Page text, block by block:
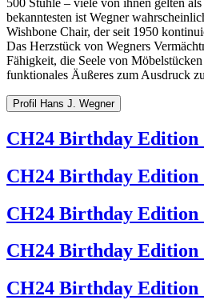
bekanntesten ist Wegner
Wishbone Chair, der seit 1950
Das Herzstück von Wegners
Fähigkeit, die Seele von
funktionales Äußeres zum Ausdruck
Profil Hans J. Wegner
CH24 Birthday Edition
CH24 Birthday Edition
CH24 Birthday Edition
CH24 Birthday Edition
CH24 Birthday Edition